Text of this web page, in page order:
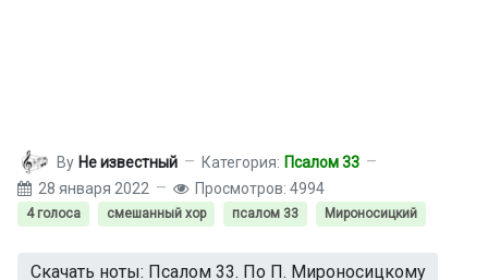
By Не известный Категория: Псалом 33
28 января 2022
Просмотров: 4994
4 голоса смешанный хор псалом 33 Мироносицкий
Скачать ноты: Псалом 33. По П. Мироносицкому